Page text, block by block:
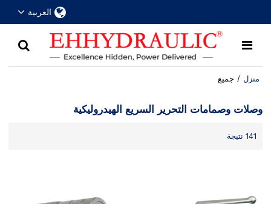
العربية
منزل / جميع
وصلات وصمامات التحرير السريع الهيدروليكية
141 نتيجة